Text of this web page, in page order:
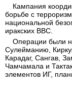
Кампания
борьбе с
национальной
иракских ВВС.
Операции были
Сулейманию,
Карадаг, Сангав,
Чамчамала и
элементов ИГ,